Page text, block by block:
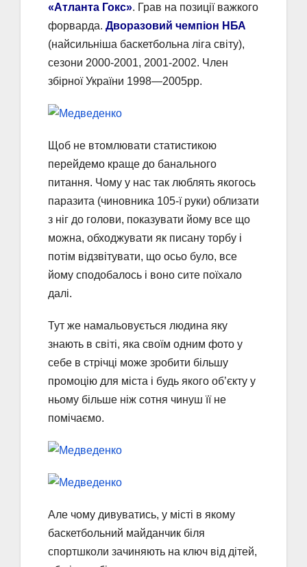
«Атланта Гокс». Грав на позиції важкого
форварда. Дворазовий чемпіон НБА
(найсильніша баскетбольна ліга світу),
сезони 2000-2001, 2001-2002. Член
збірної України 1998—2005рр.
Щоб не втомлювати статистикою
перейдемо краще до банального
питання. Чому у нас так люблять якогось
паразита (чиновника 105-ї руки) облизати
з ніг до голови, показувати йому все що
можна, обходжувати як писану торбу і
потім відзвітувати, що осьо було, все
йому сподобалось і воно сите поїхало
далі.
Тут же намальовується людина яку
знають в світі, яка своїм одним фото у
себе в стрічці може зробити більшу
промоцію для міста і будь якого об’єкту у
ньому більше ніж сотня чинуш її не
помічаємо.
Але чому дивуватись, у місті в якому
баскетбольний майданчик біля
спортшколи зачиняють на ключ від дітей,